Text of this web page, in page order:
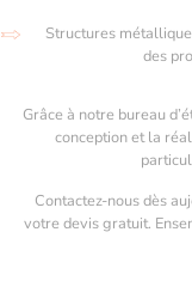
Structures
des
Grâce à notre bureau
conception et la
Contactez-nous dès
votre devis gratuit.